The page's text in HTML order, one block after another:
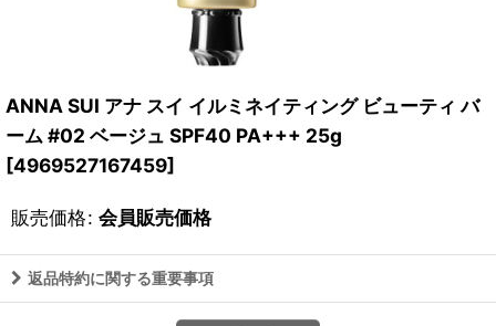
ANNA SUI アナ スイ イルミネイティング ビューティ バ
ーム #02 ベージュ SPF40 PA+++ 25g
[4969527167459]
販売価格: 会員販売価格
返品特約に関する重要事項